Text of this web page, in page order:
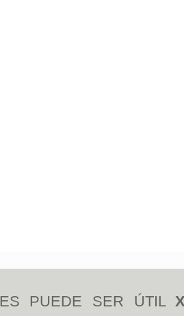
PUEDE SER ÚTIL